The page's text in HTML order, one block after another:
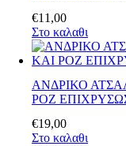
€11 ,00
Στο καλαθι
ΑΝΔΡΙΚΟ
ΡΟΖ
€19,00
Στο καλαθι